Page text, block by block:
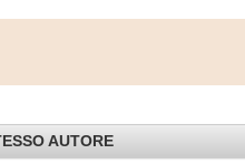
AUTORE